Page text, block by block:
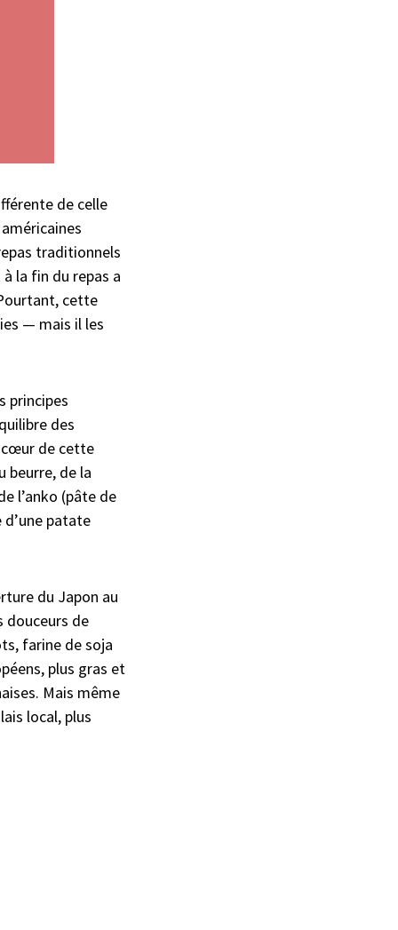
de celle
traditionnels
la fin du repas a
cette
— mais il les
principes
des
cœur de cette
beurre, de la
l’anko (pâte de
patate
du Japon au
douceurs de
farine de soja
plus gras et
Mais même
local, plus